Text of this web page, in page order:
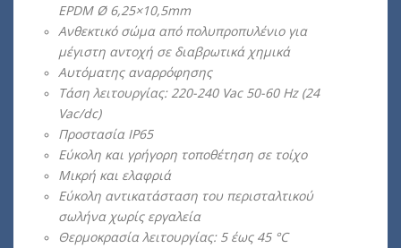
EPDM Ø 6,25×10,5mm
Ανθεκτικό σώμα από πολυπροπυλένιο για
μέγιστη αντοχή σε διαβρωτικά χημικά
Aυτόματης αναρρόφησης
Τάση λειτουργίας: 220-240 Vac 50-60 Ηz (24
Vac/dc)
Προστασία ΙΡ65
Εύκολη και γρήγορη τοποθέτηση σε τοίχο
Μικρή και ελαφριά
Εύκολη αντικατάσταση του περισταλτικού
σωλήνα χωρίς εργαλεία
Θερμοκρασία λειτουργίας: 5 έως 45 °C